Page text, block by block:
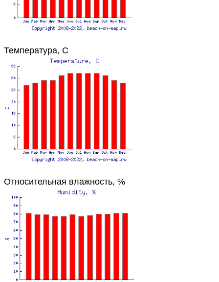
Температура, C
Относительная влажность, %